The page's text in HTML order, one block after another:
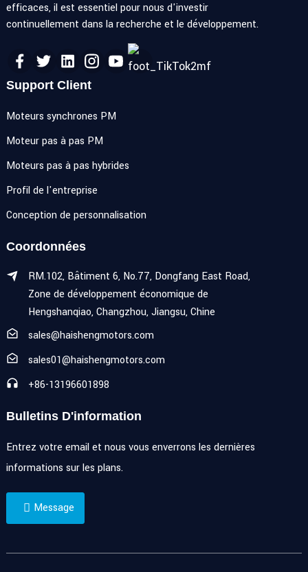
efficaces, il est essentiel pour nous d'investir
continuellement dans la recherche et le développement.
Support Client
Moteurs synchrones PM
Moteur pas à pas PM
Moteurs pas à pas hybrides
Profil de l'entreprise
Conception de personnalisation
Coordonnées
RM.102, Bâtiment 6, No.77, Dongfang East Road,
Zone de développement économique de
Hengshanqiao, Changzhou, Jiangsu, Chine
sales@haishengmotors.com
sales01@haishengmotors.com
+86-13196601898
Bulletins D'information
Entrez votre email et nous vous enverrons les dernières
informations sur les plans.
Message